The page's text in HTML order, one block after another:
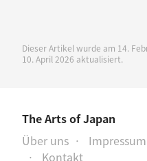
Dieser Artikel wurde am 14.
10. April 2026 aktualisiert.
The Arts of Japan
Über uns
Impressum
Kontakt